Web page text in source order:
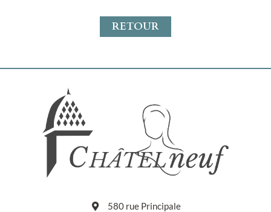
RETOUR
580 rue Principale